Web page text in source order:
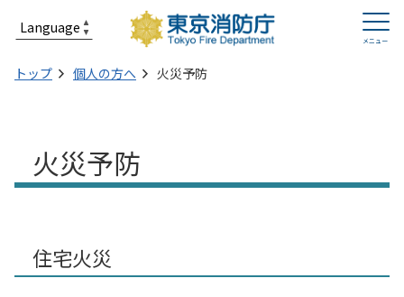
トップ 個人の方へ 火災予防
火災予防
住宅火災